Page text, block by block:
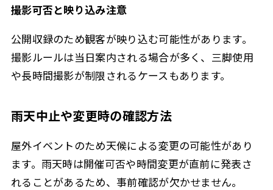
撮影可否と映り込み注意
公開収録のため観客が映り込む可能性があります。
撮影ルールは当日案内される場合が多く、三脚使用
や長時間撮影が制限されるケースもあります。
雨天中止や変更時の確認方法
屋外イベントのため天候による変更の可能性があり
ます。雨天時は開催可否や時間変更が直前に発表さ
れることがあるため、事前確認が欠かせません。